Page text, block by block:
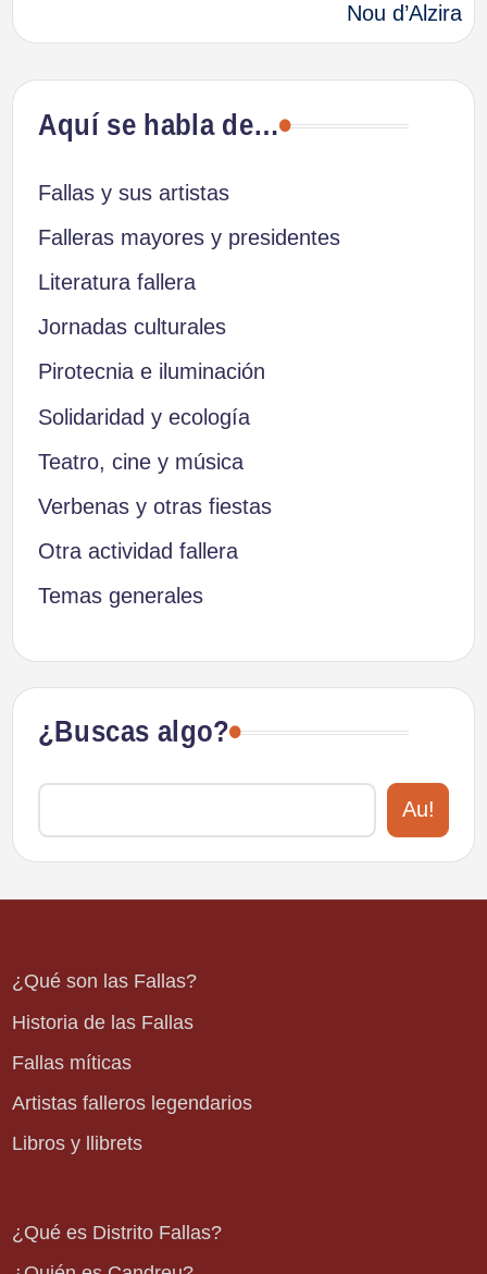
entradas
Nou d’Alzira
Aquí se habla de…
Fallas y sus artistas
Falleras mayores y presidentes
Literatura fallera
Jornadas culturales
Pirotecnia e iluminación
Solidaridad y ecología
Teatro, cine y música
Verbenas y otras fiestas
Otra actividad fallera
Temas generales
¿Buscas algo?
Au!
¿Qué son las Fallas?
Historia de las Fallas
Fallas míticas
Artistas falleros legendarios
Libros y llibrets
¿Qué es Distrito Fallas?